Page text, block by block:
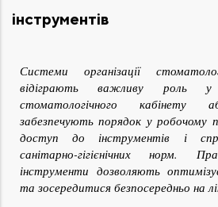
інструментів
Системи організації
відіграють важливу роль у
стоматологічного кабінету
забезпечують порядок у робочому
доступ до інструментів і
санітарно-гігієнічних норм.
інструменти дозволяють
та зосередитися безпосередньо на